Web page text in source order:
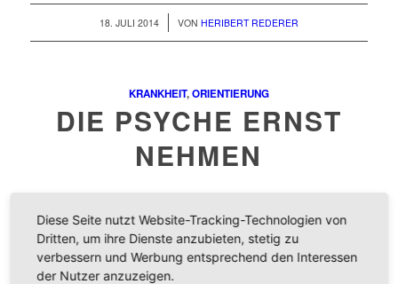
18. JULI 2014 VON HERIBERT REDERER
KRANKHEIT,ORIENTIERUNG
DIE PSYCHE ERNST
NEHMEN
Weiterlesen
Diese Seite nutzt Website-Tracking-Technologien von
Dritten, um ihre Dienste anzubieten, stetig zu
verbessern und Werbung entsprechend den Interessen
der Nutzer anzuzeigen.